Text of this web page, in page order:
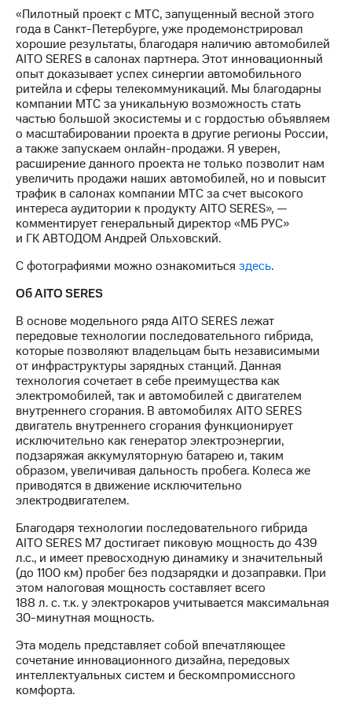
приобретения
Порядок
выкупа
акций
Дивиденды
Рынок
облигаций
Описание
Еврооблигации-2023
Уведомление
о
погашении
именных
облигаций
Другое
Регистратор
Контакты
развитие
деловая этика
На главную
«Пилотный проект с МТС, запущенный весной этого
года в Санкт-Петербурге, уже продемонстрировал
хорошие результаты, благодаря наличию автомобилей
AITO SERES в салонах партнера. Этот инновационный
опыт доказывает успех синергии автомобильного
ритейла и сферы телекоммуникаций. Мы благодарны
компании МТС за уникальную возможность стать
частью большой экосистемы и с гордостью объявляем
о масштабировании проекта в другие регионы России,
а также запускаем онлайн-продажи. Я уверен,
расширение данного проекта не только позволит нам
увеличить продажи наших автомобилей, но и повысит
трафик в салонах компании МТС за счет высокого
интереса аудитории к продукту AITO SERES», —
комментирует генеральный директор «МБ РУС»
и ГК АВТОДОМ Андрей Ольховский.
С фотографиями можно ознакомиться здесь.
Об AITO SERES
В основе модельного ряда AITO SERES лежат
передовые технологии последовательного гибрида,
которые позволяют владельцам быть независимыми
от инфраструктуры зарядных станций. Данная
технология сочетает в себе преимущества как
электромобилей, так и автомобилей с двигателем
внутреннего сгорания. В автомобилях AITO SERES
двигатель внутреннего сгорания функционирует
исключительно как генератор электроэнергии,
подзаряжая аккумуляторную батарею и, таким
образом, увеличивая дальность пробега. Колеса же
приводятся в движение исключительно
электродвигателем.
Благодаря технологии последовательного гибрида
AITO SERES M7 достигает пиковую мощность до 439
л.с., и имеет превосходную динамику и значительный
(до 1100 км) пробег без подзарядки и дозаправки. При
этом налоговая мощность составляет всего
188 л. с. т.к. у электрокаров учитывается максимальная
30-минутная мощность.
Эта модель представляет собой впечатляющее
сочетание инновационного дизайна, передовых
интеллектуальных систем и бескомпромиссного
комфорта.